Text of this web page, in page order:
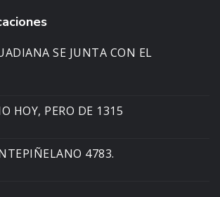
SE JUNTA CON EL
HOY, PERO DE 1315
4783.